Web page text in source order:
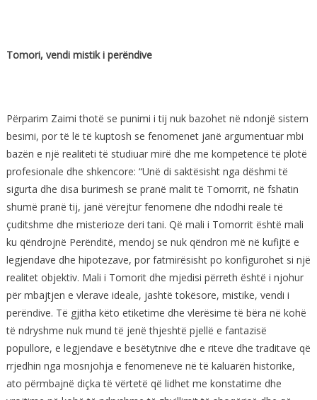
Tomori, vendi mistik i perëndive
Përparim Zaimi thotë se punimi i tij nuk bazohet në ndonjë sistem
besimi, por të lë të kuptosh se fenomenet janë argumentuar mbi
bazën e një realiteti të studiuar mirë dhe me kompetencë të plotë
profesionale dhe shkencore: “Unë di saktësisht nga dëshmi të
sigurta dhe disa burimesh se pranë malit të Tomorrit, në fshatin
shumë pranë tij, janë vërejtur fenomene dhe ndodhi reale të
çuditshme dhe misterioze deri tani. Që mali i Tomorrit është mali
ku qëndrojnë Perënditë, mendoj se nuk qëndron më në kufijtë e
legjendave dhe hipotezave, por fatmirësisht po konfigurohet si një
realitet objektiv. Mali i Tomorit dhe mjedisi përreth është i njohur
për mbajtjen e vlerave ideale, jashtë tokësore, mistike, vendi i
perëndive. Të gjitha këto etiketime dhe vlerësime të bëra në kohë
të ndryshme nuk mund të jenë thjeshtë pjellë e fantazisë
popullore, e legjendave e besëtytnive dhe e riteve dhe traditave që
rrjedhin nga mosnjohja e fenomeneve në të kaluarën historike,
ato përmbajnë diçka të vërtetë që lidhet me konstatime dhe